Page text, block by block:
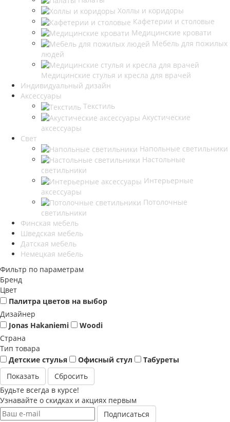
Холлы и коридоры
Кафетерии и столовые
Медицинские кровати
Мебель для пожилых
людей
Медицинские стулья и кресла для врачей
Индивидуальный дизайн
Аксессуары
Текстиль
Акустические
аксессуары
Свет
Напольные светильники
Настольные
светильники
Интерьерные
аксессуары
Потолочные
светильники
Финская мебель
Шведская мебель
Датская мебель
Немецкая мебель
Фильтр по параметрам
Бренд
Цвет
Палитра цветов на выбор
Дизайнер
Jonas Hakaniemi
Woodi
Страна
Тип товара
Детские стулья
Офисный стул
Табуреты
Сбросить
Будьте всегда в курсе!
Узнавайте о скидках и акциях первым